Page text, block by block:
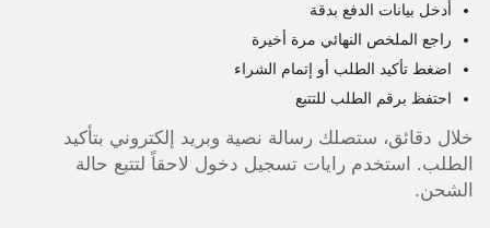
أدخل بيانات الدفع بدقة
راجع الملخص النهائي مرة أخيرة
اضغط تأكيد الطلب أو إتمام الشراء
احتفظ برقم الطلب للتتبع
خلال دقائق، ستصلك رسالة نصية وبريد إلكتروني بتأكيد
الطلب. استخدم رايات تسجيل دخول لاحقاً لتتبع حالة
الشحن.